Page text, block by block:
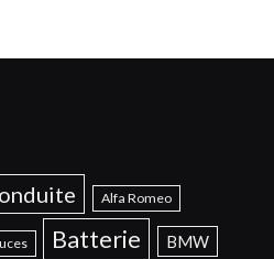
Alfa Romeo
Batterie BMW